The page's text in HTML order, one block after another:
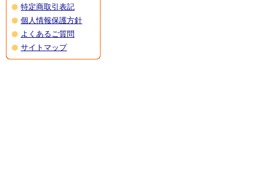
特定商取引表記
個人情報保護方針
よくあるご質問
サイトマップ